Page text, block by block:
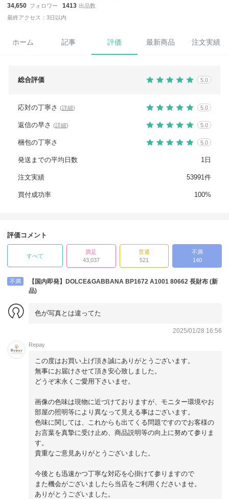
34,650 フォロワー 1413 出品数
最終アクセス：3日以内
ホーム 記事 評価 最新商品 注文実績
総合評価 5.0
応対の丁寧さ(詳細) 5.0
返信の早さ(詳細) 5.0
梱包の丁寧さ 5.0
発送までの平均日数 1日
注文実績 53991件
買付成功率 100%
評価コメント
すべて
満足
43,037
普通
521
不満
140
不満
【国内即発】DOLCE&GABBANA BP1672 A1001 80662 長財布 (新
品)
色が写真とは違ってた
2025/01/28 16:56
Repay
この度はお買い上げ頂き誠にありがとうございます。
無事にお届けさせて頂き安心致しました。
どうぞ末永くご愛用下さいませ。
画像の色味は現物に近づけておりますが、モニター環境やお
部屋の照明等により異なって見える事はございます。
色味に関しては、これからも出てくる問題ですのでお客様の
お言葉を真摯に受け止め、商品説明等の向上に努めて参りま
す。
貴重なご意見ありがとうございました。
今後とも迅速かつ丁寧な対応を心掛けて参りますので
また機会がございましたら当店をご利用くださいませ。
ありがとうございました。